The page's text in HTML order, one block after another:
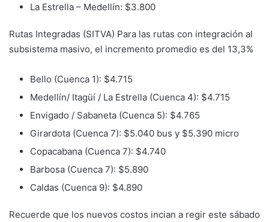
La Estrella – Medellín: $3.800
Rutas Integradas (SITVA) Para las rutas con integración al
subsistema masivo, el incremento promedio es del 13,3%
Bello (Cuenca 1): $4.715
Medellín/ Itagüí / La Estrella (Cuenca 4): $4.715
Envigado / Sabaneta (Cuenca 5): $4.765
Girardota (Cuenca 7): $5.040 bus y $5.390 micro
Copacabana (Cuenca 7): $4.740
Barbosa (Cuenca 7): $5.890
Caldas (Cuenca 9): $4.890
Recuerde que los nuevos costos incian a regir este sábado